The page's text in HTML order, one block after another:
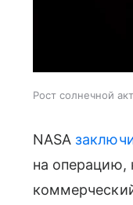
Рост солнечной
NASA
на операцию,